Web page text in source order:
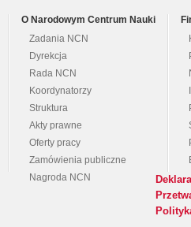
O Narodowym Centrum Nauki
Zadania NCN
Dyrekcja
Rada NCN
Koordynatorzy
Struktura
Akty prawne
Oferty pracy
Zamówienia publiczne
Nagroda NCN